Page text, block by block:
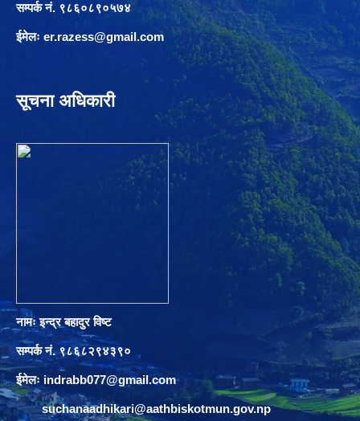
सम्पर्क नं. ९८६०८९०५७४
ईमेलः er.razess@gmail.com
सूचना अधिकारी
नामः इन्द्र बहादुर विष्ट
सम्पर्क नं. ९८६८२९४३९०
ईमेलः indrabb077@gmail.com
suchanaadhikari@aathbiskotmun.gov.np